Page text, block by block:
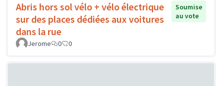
Abris hors sol vélo + vélo électrique
sur des places dédiées aux voitures
dans la rue
Soumise
au vote
Jerome 0 0